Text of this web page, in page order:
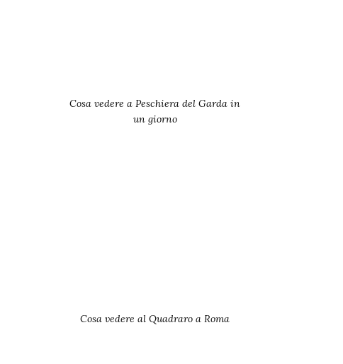
Cosa vedere a Peschiera del Garda in
un giorno
Cosa vedere al Quadraro a Roma